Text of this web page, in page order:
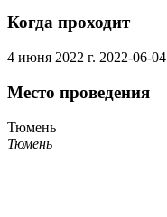
Когда проходит
4 июня 2022 г. 2022-06-04
Место проведения
Тюмень
Тюмень